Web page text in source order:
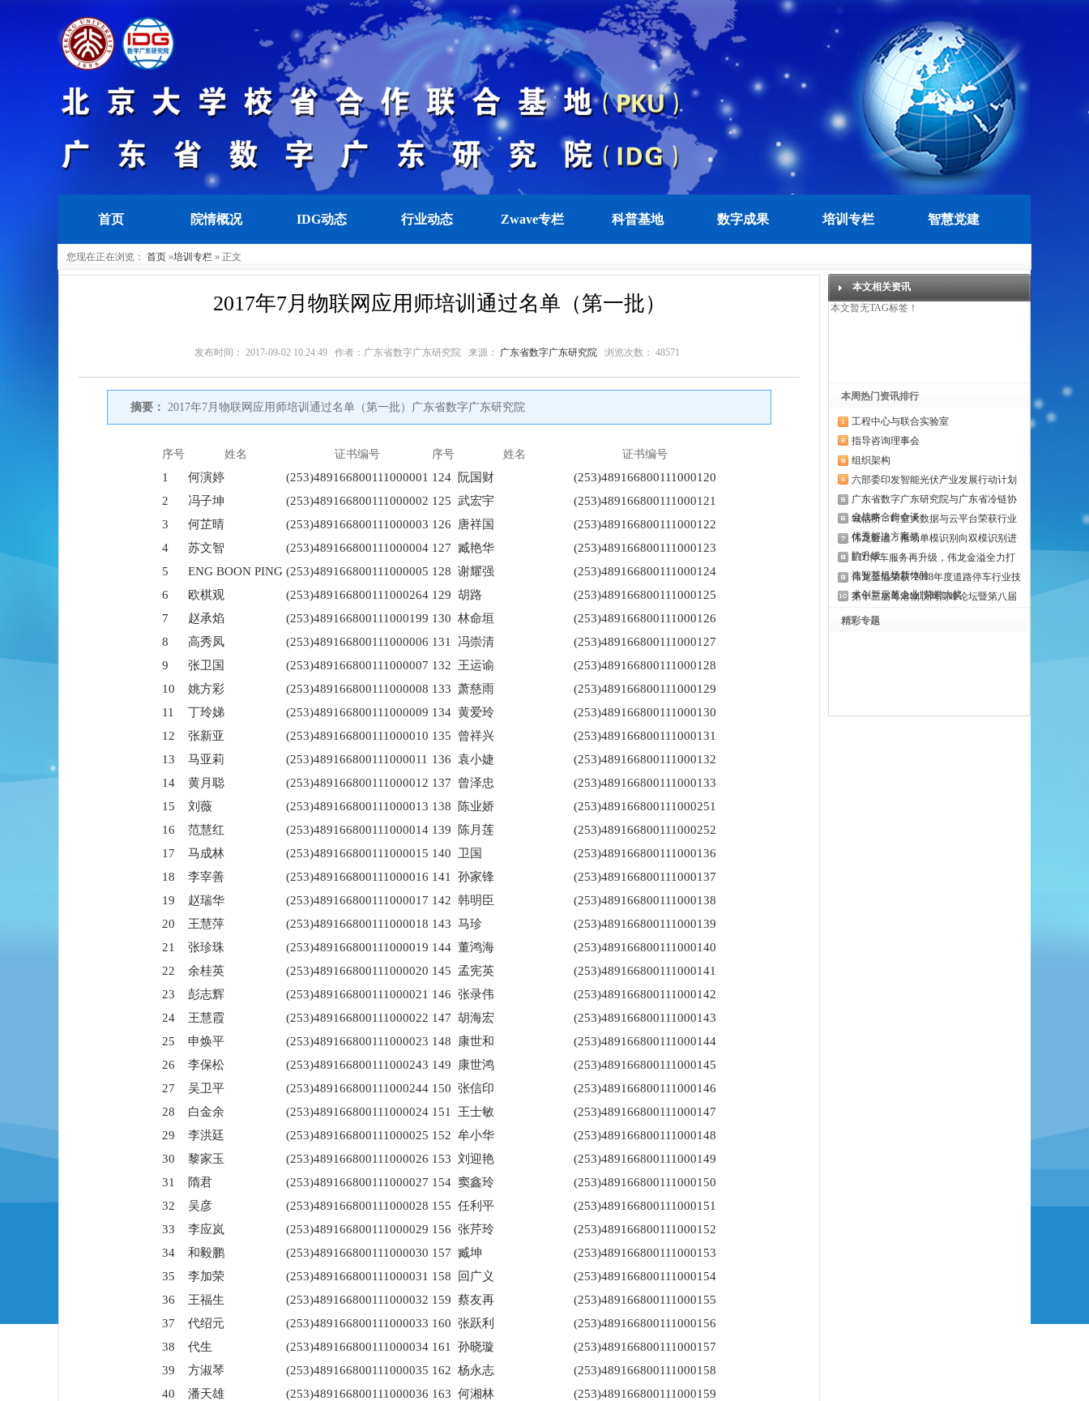
首页 院情概况 IDG动态 行业动态 Zwave专栏 科普基地 数字成果 培训专栏 智慧党建
您现在正在浏览： 首页 »培训专栏 » 正文
2017年7月物联网应用师培训通过名单（第一批）
发布时间： 2017-09-02 10:24:49 作者：广东省数字广东研究院 来源： 广东省数字广东研究院浏览次数： 48571
摘要： 2017年7月物联网应用师培训通过名单（第一批）广东省数字广东研究院
序号 姓名 证书编号 序号 姓名 证书编号
1 何演婷 (253)489166800111000001 124 阮国财
(253)489166800111000120
2
冯子坤 (253)489166800111000002 125 武宏宇
(253)489166800111000121
3
何芷晴 (253)489166800111000003 126 唐祥国
(253)489166800111000122
4
苏文智 (253)489166800111000004 127 臧艳华
(253)489166800111000123
5
ENG BOON PING (253)489166800111000005 128 谢耀强
(253)489166800111000124
6
欧棋观 (253)489166800111000264 129 胡路
(253)489166800111000125
7
赵承焰 (253)489166800111000199 130 林命垣
(253)489166800111000126
8
高秀凤 (253)489166800111000006 131 冯崇清
(253)489166800111000127
9
张卫国 (253)489166800111000007 132 王运谕
(253)489166800111000128
10
姚方彩 (253)489166800111000008 133 萧慈雨
(253)489166800111000129
11
丁玲娣 (253)489166800111000009 134 黄爱玲
(253)489166800111000130
12
张新亚 (253)489166800111000010 135 曾祥兴
(253)489166800111000131
13
马亚莉 (253)489166800111000011 136 袁小婕
(253)489166800111000132
14
黄月聪 (253)489166800111000012 137 曾泽忠
(253)489166800111000133
15
刘薇 (253)489166800111000013 138 陈业娇
(253)489166800111000251
16
范慧红 (253)489166800111000014 139 陈月莲
(253)489166800111000252
17
马成林 (253)489166800111000015 140 卫国
(253)489166800111000136
18
李宰善 (253)489166800111000016 141 孙家锋
(253)489166800111000137
19
赵瑞华 (253)489166800111000017 142 韩明臣
(253)489166800111000138
20
王慧萍 (253)489166800111000018 143 马珍
(253)489166800111000139
21
张珍珠 (253)489166800111000019 144 董鸿海
(253)489166800111000140
22
余桂英 (253)489166800111000020 145 孟宪英
(253)489166800111000141
23
彭志辉 (253)489166800111000021 146 张录伟
(253)489166800111000142
24
王慧霞 (253)489166800111000022 147 胡海宏
(253)489166800111000143
25
申焕平 (253)489166800111000023 148 康世和
(253)489166800111000144
26
李保松 (253)489166800111000243 149 康世鸿
(253)489166800111000145
27
吴卫平 (253)489166800111000244 150 张信印
(253)489166800111000146
28
白金余 (253)489166800111000024 151 王士敏
(253)489166800111000147
29
李洪廷 (253)489166800111000025 152 牟小华
(253)489166800111000148
30
黎家玉 (253)489166800111000026 153 刘迎艳
(253)489166800111000149
31
隋君 (253)489166800111000027 154 窦鑫玲
(253)489166800111000150
32
吴彦 (253)489166800111000028 155 任利平
(253)489166800111000151
33
李应岚 (253)489166800111000029 156 张芹玲
(253)489166800111000152
34
和毅鹏 (253)489166800111000030 157 臧坤
(253)489166800111000153
35
李加荣 (253)489166800111000031 158 回广义
(253)489166800111000154
36
王福生 (253)489166800111000032 159 蔡友再
(253)489166800111000155
37
代绍元 (253)489166800111000033 160 张跃利
(253)489166800111000156
38
代生 (253)489166800111000034 161 孙晓璇
(253)489166800111000157
39
方淑琴 (253)489166800111000035 162 杨永志
(253)489166800111000158
40
潘天雄 (253)489166800111000036 163 何湘林
(253)489166800111000159
本文相关资讯
本文暂无TAG标签！
本周热门资讯排行
工程中心与联合实验室
指导咨询理事会
组织架构
六部委印发智能光伏产业发展行动计划
广东省数字广东研究院与广东省冷链协
会战略合作会谈
城信所：时空大数据与云平台荣获行业
优秀解决方案奖
伟龙金溢：推动单模识别向双模识别进
阶升级
ETC停车服务再升级，伟龙金溢全力打
造智慧机场新体验
伟龙金溢荣获"2018年度道路停车行业技
术创新示范企业"荣誉大奖
第十三届粤港物联网高峰论坛暨第八届
粤港物联网大奖颁奖典礼在广州举行
精彩专题